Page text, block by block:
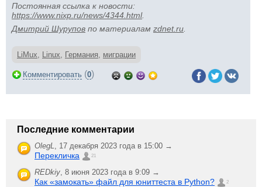
Постоянная ссылка к новости:
https://www.nixp.ru/news/4344.html.
Дмитрий Шурупов по материалам zdnet.ru
LiMux, Linux, Германия, миграции
Комментировать (0)
Последние комментарии
OlegL, 17 декабря 2023 года в 15:00 →
Перекличка 21
REDkiy, 8 июня 2023 года в 9:09 →
Как «замокать» файл для юниттеста в Python? 2